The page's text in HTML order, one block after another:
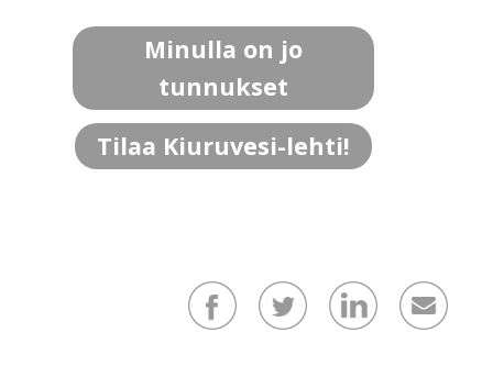
Minulla on jo
tunnukset
Tilaa Kiuruvesi-lehti!